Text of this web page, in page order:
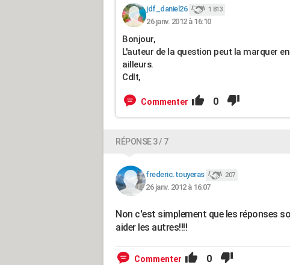
jdf_daniel26 1 813
26 janv. 2012 à 16:10
Bonjour,
L'auteur de la question peut la marquer
ailleurs.
Cdlt,
Commenter 0
RÉPONSE 3 / 7
frederic.touyeras 207
26 janv. 2012 à 16:07
Non c'est simplement que les réponses
aider les autres!!!!
Commenter 0